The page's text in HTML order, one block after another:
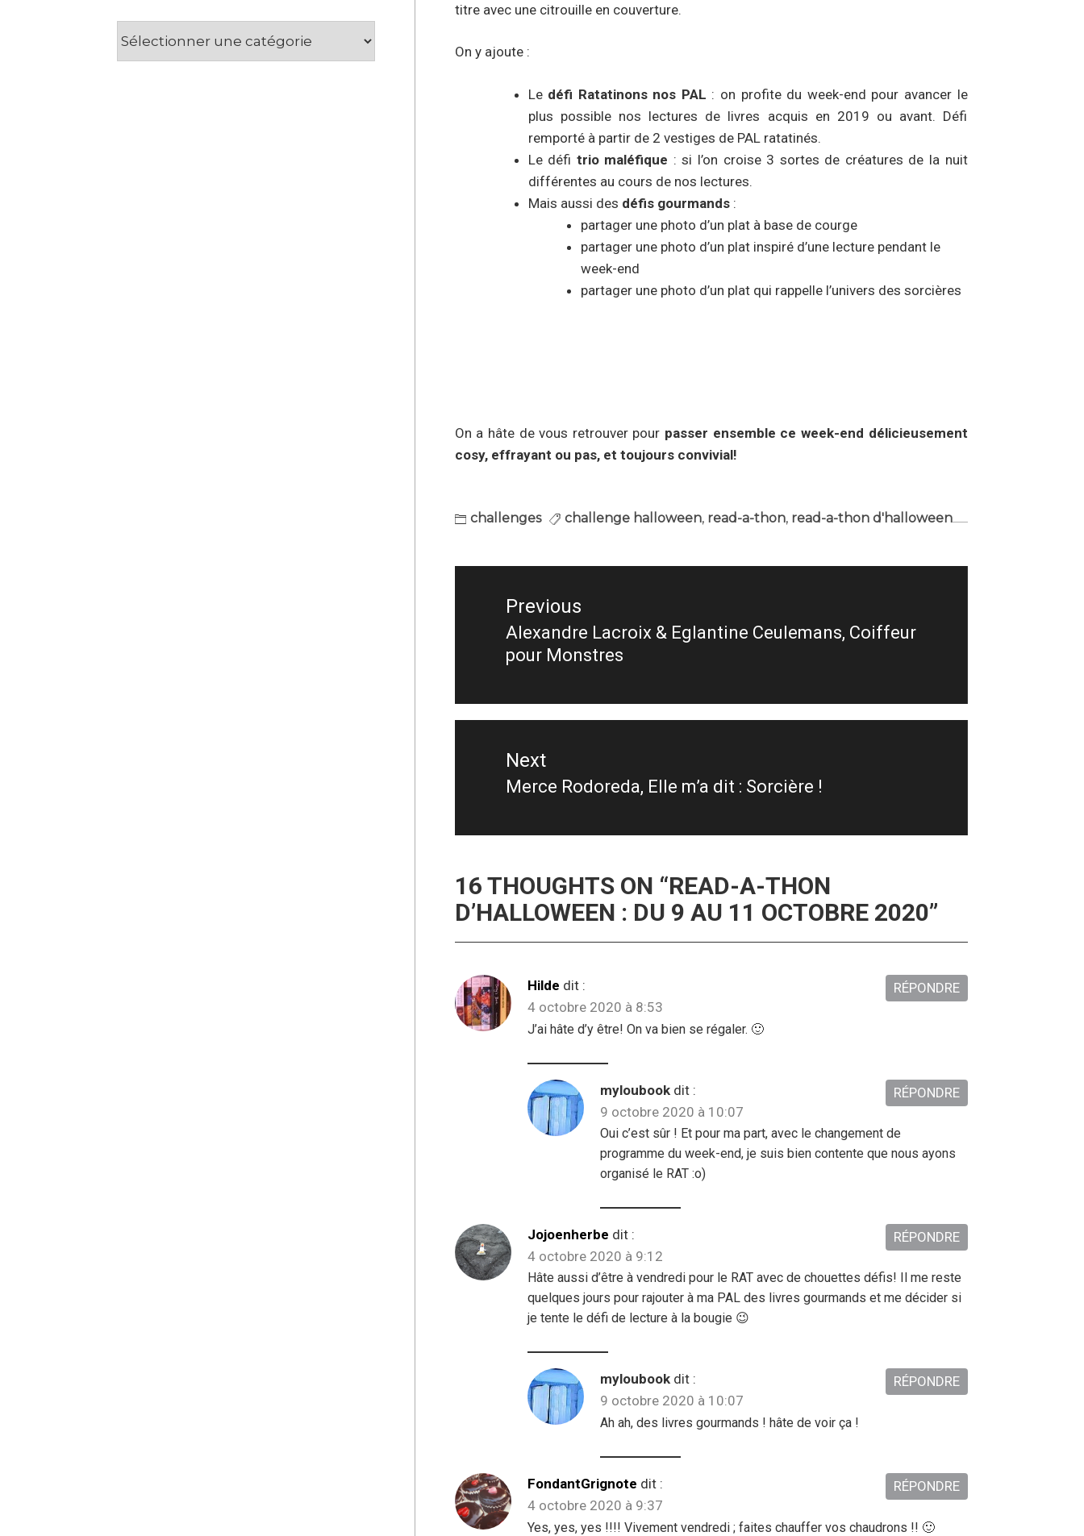
titre avec une citrouille en couverture.
On y ajoute :
Le défi Ratatinons nos PAL : on profite du week-end pour avancer le
plus possible nos lectures de livres acquis en 2019 ou avant. Défi
remporté à partir de 2 vestiges de PAL ratatinés.
Le défi trio maléfique : si l’on croise 3 sortes de créatures de la nuit
différentes au cours de nos lectures.
Mais aussi des défis gourmands:
partager une photo d’un plat à base de courge
partager une photo d’un plat inspiré d’une lecture pendant le
week-end
partager une photo d’un plat qui rappelle l’univers des sorcières
On a hâte de vous retrouver pour passer ensemble ce week-end délicieusement
cosy, effrayant ou pas, et toujours convivial!
challenges challenge halloween, read-a-thon, read-a-thon d'halloween
l’article
Previous
Previous
post:
Alexandre Lacroix & Eglantine Ceulemans, Coiffeur
pour Monstres
Next
Next
Merce Rodoreda, Elle m’a dit : Sorcière !
16 THOUGHTS ON “READ-A-THON
D’HALLOWEEN : DU 9 AU 11 OCTOBRE 2020”
Hilde dit :
4 octobre 2020 à 8:53
J’ai hâte d’y être! On va bien se régaler. 🙂
RÉPONDRE
myloubook dit :
9 octobre 2020 à 10:07
Oui c’est sûr ! Et pour ma part, avec le changement de
programme du week-end, je suis bien contente que nous ayons
organisé le RAT :o)
RÉPONDRE
Jojoenherbe dit :
4 octobre 2020 à 9:12
Hâte aussi d’être à vendredi pour le RAT avec de chouettes défis! Il me reste
quelques jours pour rajouter à ma PAL des livres gourmands et me décider si
je tente le défi de lecture à la bougie 😉
RÉPONDRE
myloubook dit :
9 octobre 2020 à 10:07
Ah ah, des livres gourmands ! hâte de voir ça !
RÉPONDRE
FondantGrignote dit :
4 octobre 2020 à 9:37
Yes, yes, yes !!!! Vivement vendredi ; faites chauffer vos chaudrons !! 🙂
RÉPONDRE
Catégories